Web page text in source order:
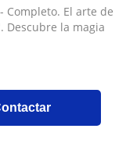
Completo. El arte de
Descubre la magia